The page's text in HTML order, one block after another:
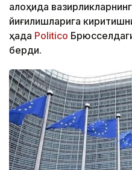
алоҳида
йиғилишларига
ҳақда Politico
берди.